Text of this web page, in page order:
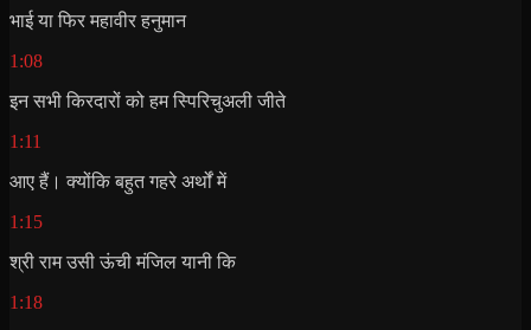
भाई या फिर महावीर हनुमान
1:08
इन सभी किरदारों को हम स्पिरिचुअली जीते
1:11
आए हैं। क्योंकि बहुत गहरे अर्थों में
1:15
श्री राम उसी ऊंची मंजिल यानी कि
1:18